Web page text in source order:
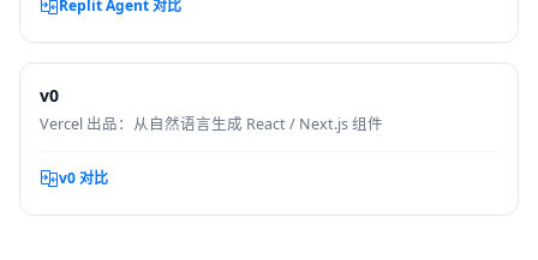
Replit Agent 对比
v0
Vercel 出品：从自然语言生成 React / Next.js 组件
v0 对比